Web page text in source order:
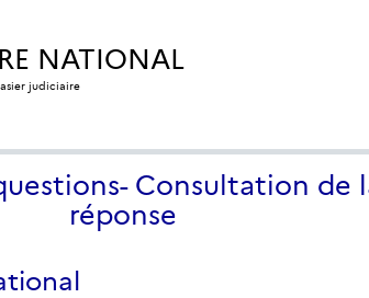
NATIONAL
judiciaire
Consultation de
réponse